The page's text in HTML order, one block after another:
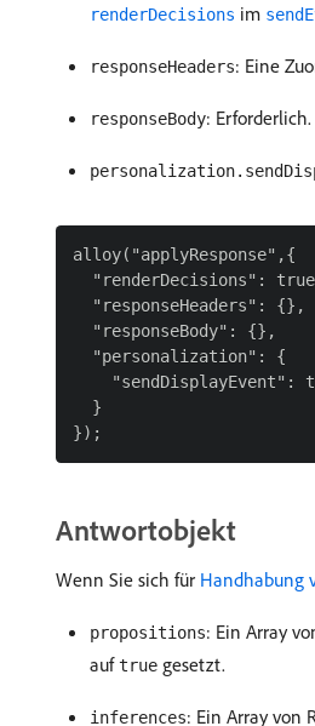
renderDecisions im
responseHeaders: Eine
responseBody:
alloy("applyResponse",{
"renderDecisions":
  "responseHeaders": {},
  "responseBody": {},
  "personalization": {
"sendDisplayEvent":
  }
Antwortobjekt
Wenn Sie sich für Handhabung
propositions: Ein Array
auftrue gesetzt.
inferences: Ein Array von